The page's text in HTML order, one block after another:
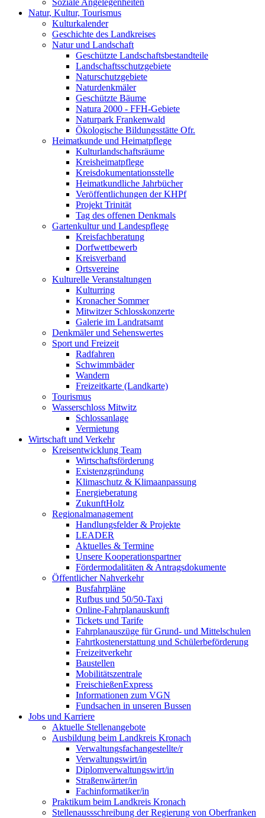
Soziale Angelegenheiten
Natur, Kultur, Tourismus
Kulturkalender
Geschichte des Landkreises
Natur und Landschaft
Geschützte Landschaftsbestandteile
Landschaftsschutzgebiete
Naturschutzgebiete
Naturdenkmäler
Geschützte Bäume
Natura 2000 - FFH-Gebiete
Naturpark Frankenwald
Ökologische Bildungsstätte Ofr.
Heimatkunde und Heimatpflege
Kulturlandschaftsräume
Kreisheimatpflege
Kreisdokumentationsstelle
Heimatkundliche Jahrbücher
Veröffentlichungen der KHPf
Projekt Trinität
Tag des offenen Denkmals
Gartenkultur und Landespflege
Kreisfachberatung
Dorfwettbewerb
Kreisverband
Ortsvereine
Kulturelle Veranstaltungen
Kulturring
Kronacher Sommer
Mitwitzer Schlosskonzerte
Galerie im Landratsamt
Denkmäler und Sehenswertes
Sport und Freizeit
Radfahren
Schwimmbäder
Wandern
Freizeitkarte (Landkarte)
Tourismus
Wasserschloss Mitwitz
Schlossanlage
Vermietung
Wirtschaft und Verkehr
Kreisentwicklung Team
Wirtschaftsförderung
Existenzgründung
Klimaschutz & Klimaanpassung
Energieberatung
ZukunftHolz
Regionalmanagement
Handlungsfelder & Projekte
LEADER
Aktuelles & Termine
Unsere Kooperationspartner
Fördermodalitäten & Antragsdokumente
Öffentlicher Nahverkehr
Busfahrpläne
Rufbus und 50/50-Taxi
Online-Fahrplanauskunft
Tickets und Tarife
Fahrplanauszüge für Grund- und Mittelschulen
Fahrtkostenerstattung und Schülerbeförderung
Freizeitverkehr
Baustellen
Mobilitätszentrale
FreischießenExpress
Informationen zum VGN
Fundsachen in unseren Bussen
Jobs und Karriere
Aktuelle Stellenangebote
Ausbildung beim Landkreis Kronach
Verwaltungsfachangestellte/r
Verwaltungswirt/in
Diplomverwaltungswirt/in
Straßenwärter/in
Fachinformatiker/in
Praktikum beim Landkreis Kronach
Stellenaussschreibung der Regierung von Oberfranken